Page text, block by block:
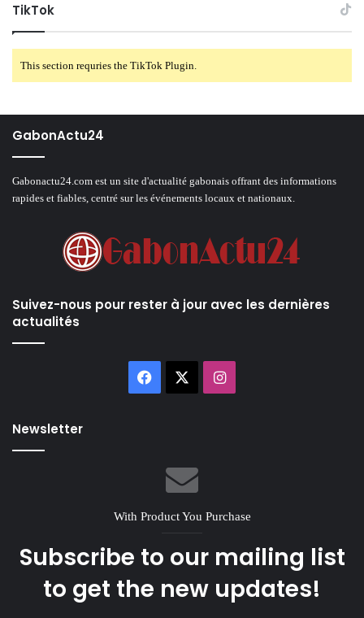
TikTok
This section requries the TikTok Plugin.
GabonActu24
Gabonactu24.com est un site d'actualité gabonais offrant des informations
rapides et fiables, centré sur les événements locaux et nationaux.
Suivez-nous pour rester à jour avec les dernières
actualités
Facebook Instagram
Newsletter
With Product You Purchase
Subscribe to our mailing list
to get the new updates!